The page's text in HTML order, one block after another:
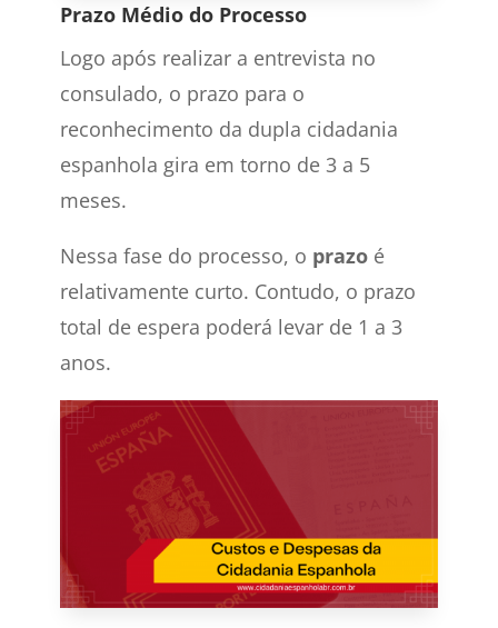
Prazo Médio do Processo
Logo após realizar a entrevista no
consulado, o prazo para o
reconhecimento da dupla cidadania
espanhola gira em torno de 3 a 5
meses.
Nessa fase do processo, o prazoé
relativamente curto. Contudo, o prazo
total de espera poderá levar de 1 a 3
anos.